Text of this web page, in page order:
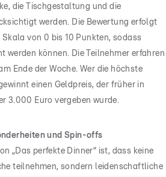
die Tischgestaltung und die
werden. Die Bewertung erfolgt
von 0 bis 10 Punkten, sodass
werden können. Die Teilnehmer erfahren
Ende der Woche. Wer die höchste
einen Geldpreis, der früher in
3.000 Euro vergeben wurde.
und Spin-offs
„Das perfekte Dinner“ ist, dass keine
teilnehmen, sondern leidenschaftliche